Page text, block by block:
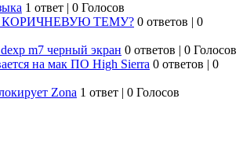
1 ответ | 0 Голосов
ТЕМУ? 0 ответов | 0
m7 черный экран 0 ответов | 0 Голосов
на мак ПО High Sierra 0 ответов | 0
Zona 1 ответ | 0 Голосов